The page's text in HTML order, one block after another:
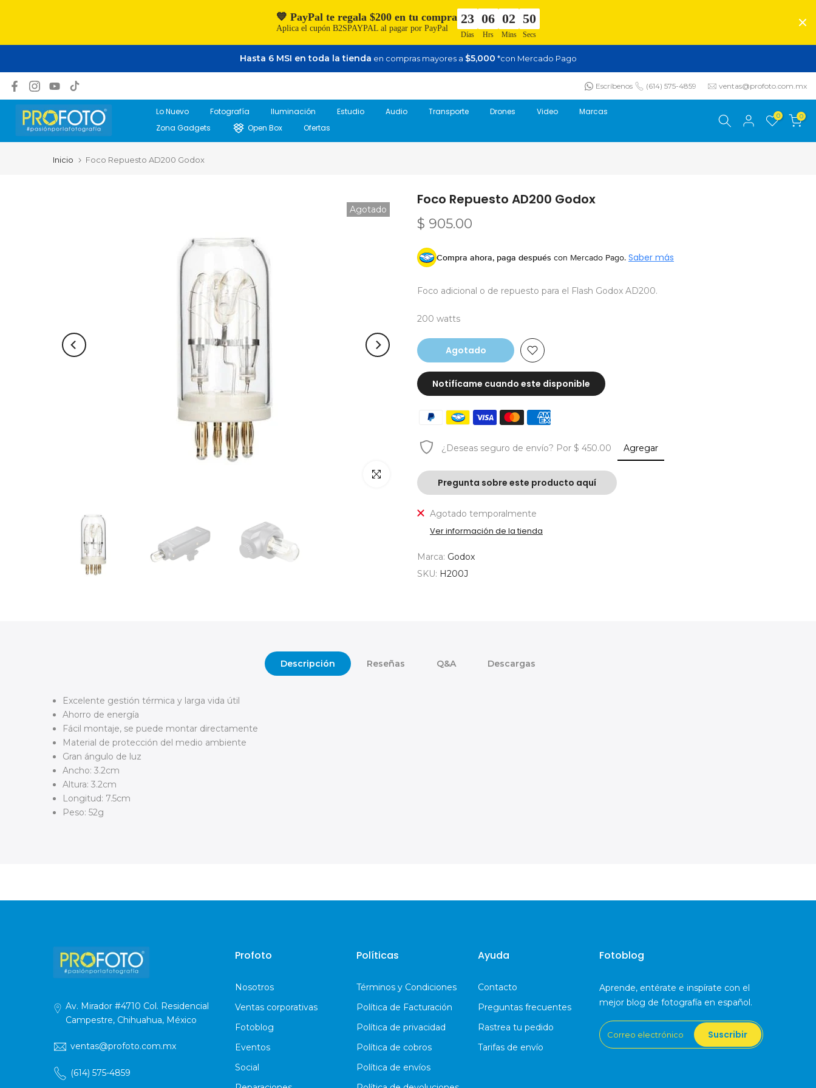
💙 PayPal te regala $200 en tu compra
Aplica el cupón B2SPAYPAL al pagar por PayPal
23
Días
06
Hrs
02
Mins
49
Secs
al
contenido
Hasta 6 MSI en toda la tienda en compras mayores a $5,000 *con Mercado Pago
Escríbenos (614) 575-4859 ventas@profoto.com.mx
Lo Nuevo Fotografía Iluminación Estudio Audio Transporte Drones Video
Marcas
Zona Gadgets
Open Box Ofertas
0 0
Inicio Foco Repuesto AD200 Godox
Agotado
Click para agrandar
Foco Repuesto AD200 Godox
$ 905.00
Compra ahora, paga después con Mercado Pago. Saber más
Foco adicional o de repuesto para el Flash Godox AD200.
200 watts
Agotado
Notifícame cuando este disponible
¿Deseas seguro de envío? Por $ 450.00 Agregar
Pregunta sobre este producto aquí
Agotado temporalmente
Ver información de la tienda
Marca: Godox
SKU: H200J
Descripción Reseñas Q&A Descargas
Excelente gestión térmica y larga vida útil
Ahorro de energía
Fácil montaje, se puede montar directamente
Material de protección del medio ambiente
Gran ángulo de luz
Ancho: 3.2cm
Altura: 3.2cm
Longitud: 7.5cm
Peso: 52g
Av. Mirador #4710 Col. Residencial
Campestre, Chihuahua, México
ventas@profoto.com.mx
(614) 575-4859
Profoto
Nosotros
Ventas corporativas
Fotoblog
Eventos
Social
Políticas
Términos y Condiciones
Política de Facturación
Política de privacidad
Política de cobros
Política de envíos
Ayuda
Contacto
Preguntas frecuentes
Rastrea tu pedido
Tarifas de envío
Fotoblog
Aprende, entérate e inspírate con el
mejor blog de fotografía en español.
Suscribir